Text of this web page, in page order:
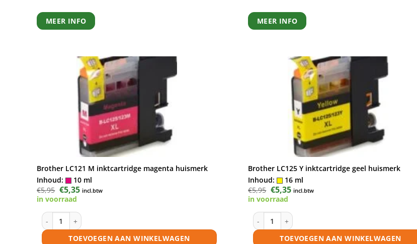
MEER INFO MEER INFO
Brother LC121 M inktcartridge magenta huismerk
Inhoud:
10 ml
€5,95 Oorspronkelijke
prijs
was:
€5,95.
€5,35Huidige
prijs
incl.btw
in voorraad
Brother LC121 M inktcartridge magenta huismerk aantal
TOEVOEGEN AAN WINKELWAGEN
Brother LC125 Y inktcartridge geel huismerk
Inhoud:
16 ml
€5,95 Oorspronkelijke
prijs
was:
€5,95.
€5,35Huidige
prijs
incl.btw
in voorraad
Brother LC125 Y inktcartridge geel huismerk aantal
TOEVOEGEN AAN WINKELWAGEN